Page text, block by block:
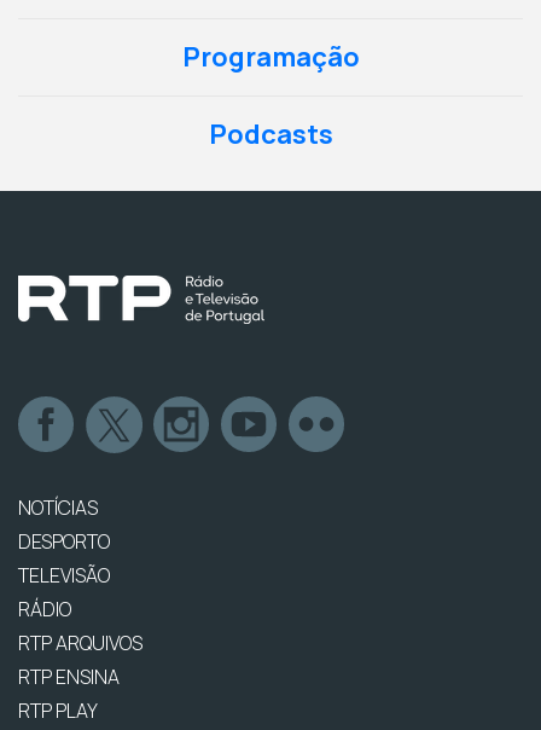
Programação
Podcasts
NOTÍCIAS
DESPORTO
TELEVISÃO
RÁDIO
RTP ARQUIVOS
RTP ENSINA
RTP PLAY